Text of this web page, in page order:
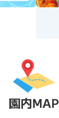
園内MAP